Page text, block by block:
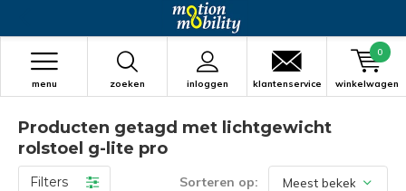
zoeken inloggen
menu klantenservice winkelwagen
0
Producten getagd met lichtgewicht
rolstoel g-lite pro
Filters Sorteren op: